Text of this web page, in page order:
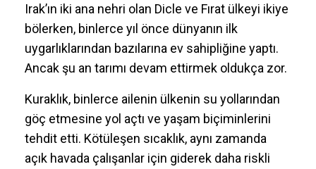
Irak’ın iki ana nehri olan Dicle ve Fırat ülkeyi ikiye
bölerken, binlerce yıl önce dünyanın ilk
uygarlıklarından bazılarına ev sahipliğine yaptı.
Ancak şu an tarımı devam ettirmek oldukça zor.
Kuraklık, binlerce ailenin ülkenin su yollarından
göç etmesine yol açtı ve yaşam biçiminlerini
tehdit etti. Kötüleşen sıcaklık, aynı zamanda
açık havada çalışanlar için giderek daha riskli